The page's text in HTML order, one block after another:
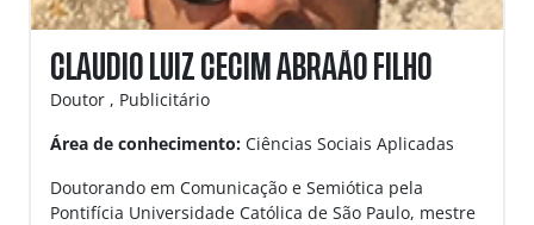
CLAUDIO LUIZ CECIM ABRAÃO FILHO
Doutor , Publicitário
Área de conhecimento: Ciências Sociais Aplicadas
Doutorando em Comunicação e Semiótica pela
Pontifícia Universidade Católica de São Paulo, mestre